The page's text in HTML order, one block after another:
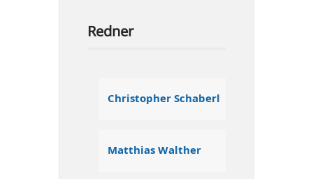
Redner
Chris­to­pher Schaberl
Mat­thi­as Walther